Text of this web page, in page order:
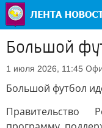
Большой
1 июля 2026, 11:45
Большой футбол
Правительство